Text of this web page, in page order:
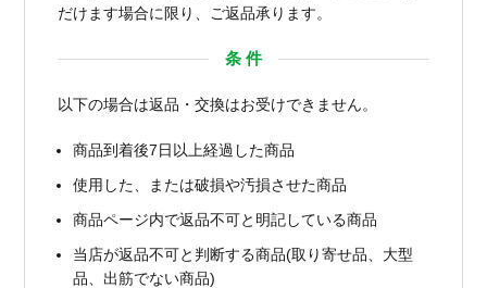
だけます場合に限り、ご返品承ります。
条 件
以下の場合は返品・交換はお受けできません。
商品到着後7日以上経過した商品
使用した、または破損や汚損させた商品
商品ページ内で返品不可と明記している商品
当店が返品不可と判断する商品(取り寄せ品、大型
品、出筋でない商品)